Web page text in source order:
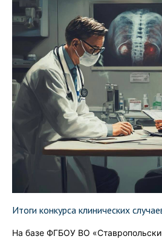
Итоги конкурса клинических
На базе ФГБОУ ВО